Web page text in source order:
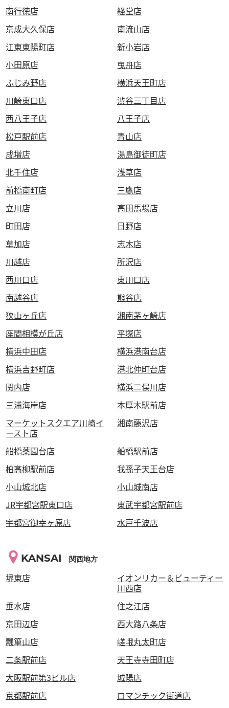
南行徳店
経堂店
京成大久保店
南流山店
江東東陽町店
新小岩店
小田原店
曳舟店
ふじみ野店
横浜天王町店
川崎東口店
渋谷三丁目店
西八王子店
八王子店
松戸駅前店
青山店
成増店
湯島御徒町店
北千住店
浅草店
前橋南町店
三鷹店
立川店
高田馬場店
町田店
日野店
草加店
志木店
川越店
所沢店
西川口店
東川口店
南越谷店
熊谷店
狭山ヶ丘店
湘南茅ヶ崎店
座間相模が丘店
平塚店
横浜中田店
横浜港南台店
横浜吉野町店
港北仲町台店
関内店
横浜二俣川店
三浦海岸店
本厚木駅前店
マーケットスクエア川崎イ
ースト店
湘南藤沢店
船橋薬園台店
船橋駅前店
柏高柳駅前店
我孫子天王台店
小山城北店
小山城南店
JR宇都宮駅東口店
東武宇都宮駅前店
宇都宮御幸ヶ原店
水戸千波店
KANSAI 関西地方
堺東店
イオンリカー＆ビューティー
川西店
垂水店
住之江店
京田辺店
西大路八条店
瓢箪山店
嵯峨丸太町店
二条駅前店
天王寺寺田町店
大阪駅前第3ビル店
城陽店
京都駅前店
ロマンチック街道店